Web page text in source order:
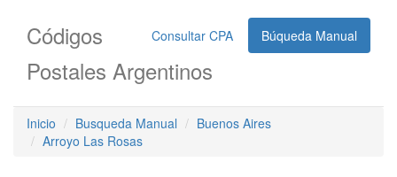
Consultar CPA Búqueda Manual
Códigos
Postales Argentinos
Inicio Busqueda Manual
Buenos Aires
Arroyo Las Rosas